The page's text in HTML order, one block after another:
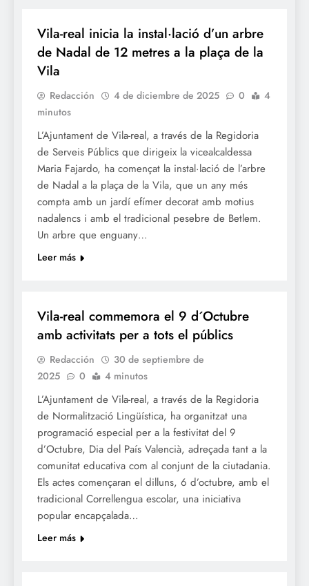
Vila-real inicia la instal·lació d’un arbre
de Nadal de 12 metres a la plaça de la
Vila
Redacción 4 de diciembre de 2025 0
4
minutos
L’Ajuntament de Vila-real, a través de la Regidoria
de Serveis Públics que dirigeix la vicealcaldessa
Maria Fajardo, ha començat la instal·lació de l’arbre
de Nadal a la plaça de la Vila, que un any més
compta amb un jardí efímer decorat amb motius
nadalencs i amb el tradicional pesebre de Betlem.
Un arbre que enguany…
Leer más
Vila-real commemora el 9 d´Octubre
amb activitats per a tots el públics
Redacción
30 de septiembre de
2025
0 4 minutos
L’Ajuntament de Vila-real, a través de la Regidoria
de Normalització Lingüística, ha organitzat una
programació especial per a la festivitat del 9
d’Octubre, Dia del País Valencià, adreçada tant a la
comunitat educativa com al conjunt de la ciutadania.
Els actes començaran el dilluns, 6 d’octubre, amb el
tradicional Correllengua escolar, una iniciativa
popular encapçalada…
Leer más